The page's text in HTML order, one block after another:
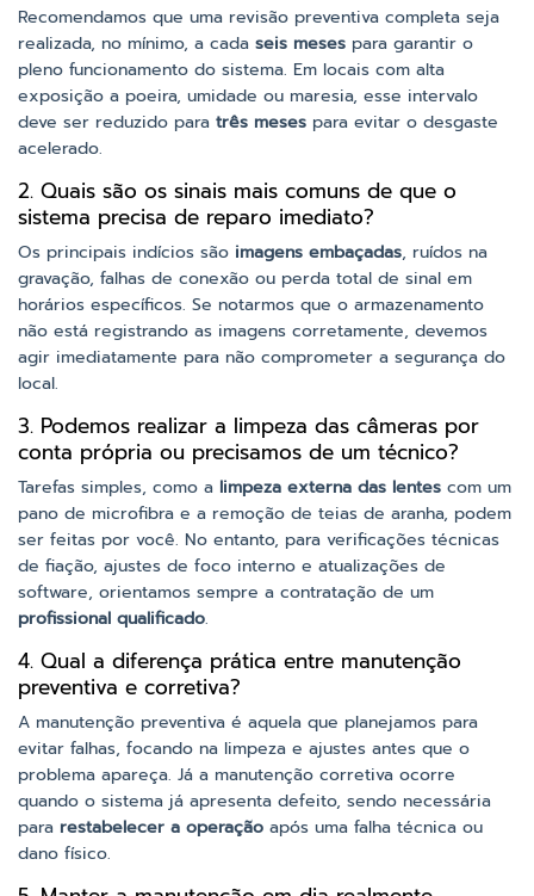
Recomendamos que uma revisão preventiva completa seja
realizada, no mínimo, a cada seis meses para garantir o
pleno funcionamento do sistema. Em locais com alta
exposição a poeira, umidade ou maresia, esse intervalo
deve ser reduzido para três meses para evitar o desgaste
acelerado.
2. Quais são os sinais mais comuns de que o
sistema precisa de reparo imediato?
Os principais indícios são imagens embaçadas, ruídos na
gravação, falhas de conexão ou perda total de sinal em
horários específicos. Se notarmos que o armazenamento
não está registrando as imagens corretamente, devemos
agir imediatamente para não comprometer a segurança do
local.
3. Podemos realizar a limpeza das câmeras por
conta própria ou precisamos de um técnico?
Tarefas simples, como a limpeza externa das lentes com um
pano de microfibra e a remoção de teias de aranha, podem
ser feitas por você. No entanto, para verificações técnicas
de fiação, ajustes de foco interno e atualizações de
software, orientamos sempre a contratação de um
profissional qualificado.
4. Qual a diferença prática entre manutenção
preventiva e corretiva?
A manutenção preventiva é aquela que planejamos para
evitar falhas, focando na limpeza e ajustes antes que o
problema apareça. Já a manutenção corretiva ocorre
quando o sistema já apresenta defeito, sendo necessária
para restabelecer a operação após uma falha técnica ou
dano físico.